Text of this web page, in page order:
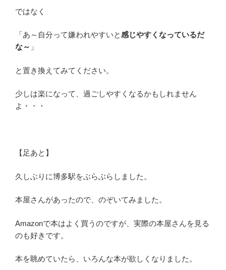
ではなく
「あ～自分って嫌われやすいと感じやすくなっているだ
な～ 」
と置き換えてみてください。
少しは楽になって、過ごしやすくなるかもしれません
よ・・・
【足あと】
久しぶりに博多駅をぶらぶらしました。
本屋さんがあったので、のぞいてみました。
Amazonで本はよく買うのですが、実際の本屋さんを見る
のも好きです。
本を眺めていたら、いろんな本が欲しくなりました。